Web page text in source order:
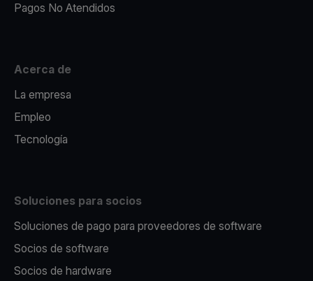
Pagos No Atendidos
Acerca de
La empresa
Empleo
Tecnología
Soluciones para socios
Soluciones de pago para proveedores de software
Socios de software
Socios de hardware